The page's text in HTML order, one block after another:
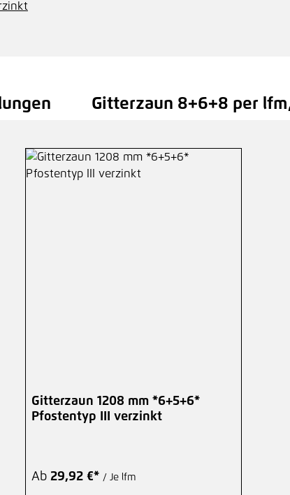
Gitterzaun 8+6+8 per
Gitterzaun 1208 mm *6+5+6*
Pfostentyp III verzinkt
Ab 29,92 €* / Je lfm